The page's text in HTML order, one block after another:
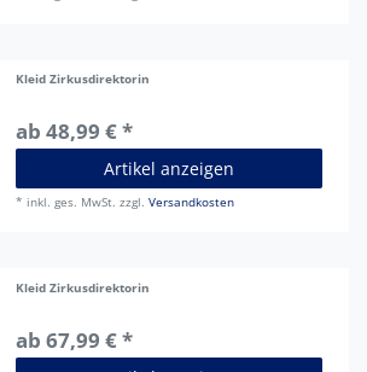
Kleid Zirkusdirektorin
ab 48,99 € *
Artikel anzeigen
* inkl. ges. MwSt. zzgl.Versandkosten
Kleid Zirkusdirektorin
ab 67,99 € *